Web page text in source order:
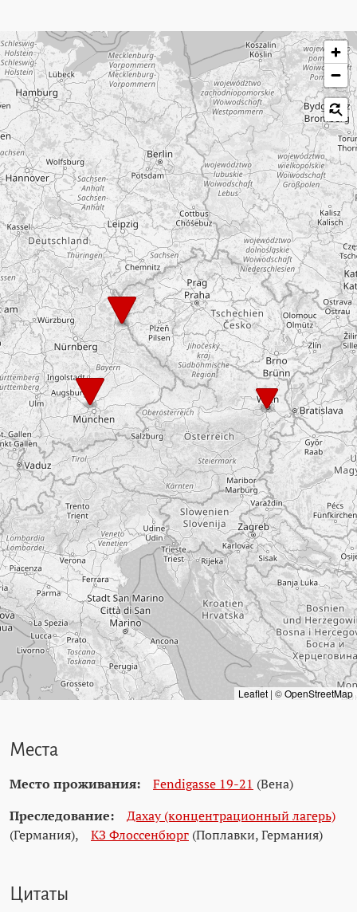
Пропустить карту
Leaflet | ©OpenStreetMap
Места
Место проживания: Fendigasse 19-21 (Вена)
Преследование:
Дахау (концентрационный лагерь)
(Германия), КЗ Флоссенбюрг (Поплавки, Германия)
Цитаты